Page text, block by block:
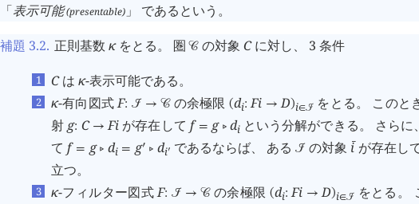
「表示可能(presentable) 」 であるという。
補題 3.2. 正則基数 κをとる。 圏󰒚 の対象 Cに対し、 3 条件
Cは κ-表示可能である。
κ-有向図式F: 󰒠 → 󰒚の余極限 (di: Fi → D)i∈󰒠 をとる。 このと
射 g: C → Fi が存在して f = g 󰖡 di という分解ができる。 さらに
てf = g 󰖡 di = g󰎘 󰖡 di󰎘 であるならば、 ある󰒠 の対象 󰔄
iが存在し
立つ。
κ-フィルター図式F: 󰒠 → 󰒚の余極限 (di: Fi → D)i∈󰒠 をとる。